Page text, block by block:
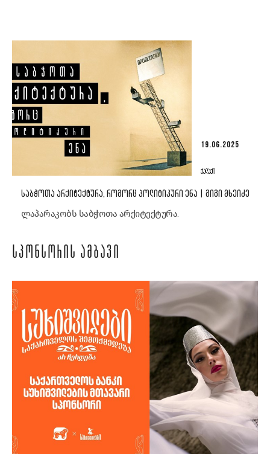
19.06.2025
ᲥᲐᲚᲐᲥᲘ
ᲡᲐᲑᲭᲝᲗᲐ ᲐᲠᲥᲘᲢᲔᲥᲢᲣᲠᲐ, ᲠᲝᲒᲝᲠᲪ ᲞᲝᲚᲘᲢᲘᲙᲣᲠᲘ ᲔᲜᲐ | ᲒᲘᲒᲘ ᲛᲮᲔᲘᲫᲔ
ლაპარაკობს საბჭოთა არქიტექტურა.
ᲡᲞᲝᲜᲡᲝᲠᲘᲡ ᲐᲛᲑᲐᲕᲘ